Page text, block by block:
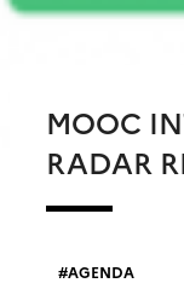
MOOC
RADAR
AGENDA